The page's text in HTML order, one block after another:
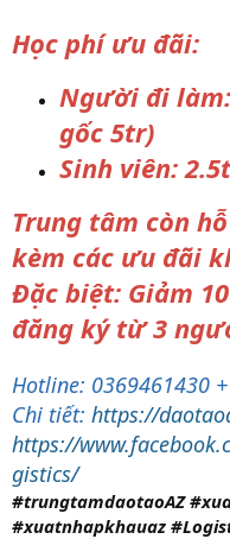
Học phí ưu đãi:
Người đi
gốc 5tr)
Sinh viên:
Trung tâm còn
kèm các ưu đãi
Đặc biệt: Giảm
đăng ký từ 3
Hotline: 0369461430
Chi tiết: https://
https://
gistics/
#trungtamdaotaoAZ
#xuatnhapkhauaz